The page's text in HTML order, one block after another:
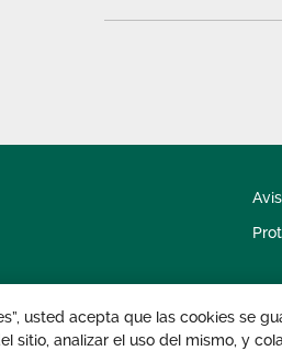
Todos los derechos
usted acepta que las cookies se
sitio, analizar el uso del mismo, y